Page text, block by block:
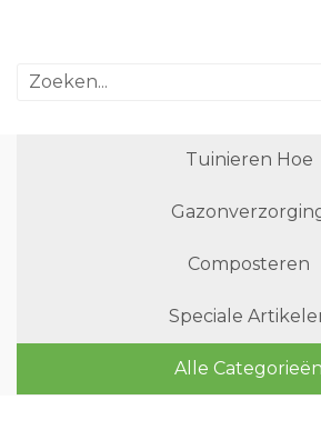
Tuinieren Hoe
Composteren
Speciale
Alle Categorieën